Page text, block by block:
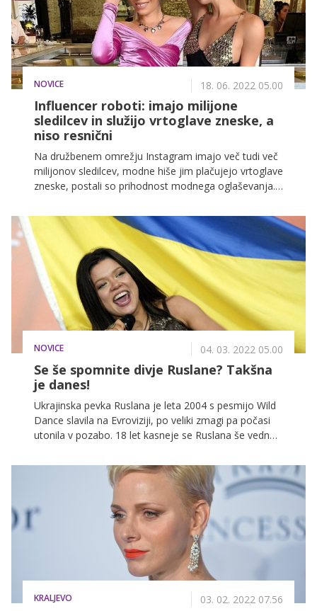
teniškim igralkam. Zato bo častna ambasadorka na
turnirju WTA 250 Zavarovalnica Sava Portorož z
nagradnim skladom 250 tisoč ameriških dolarjev.
NOVICE 18. 06. 2022 05.00
Influencer roboti: imajo milijone
sledilcev in služijo vrtoglave zneske, a
niso resnični
Na družbenem omrežju Instagram imajo več tudi več
milijonov sledilcev, modne hiše jim plačujejo vrtoglave
zneske, postali so prihodnost modnega oglaševanja.
NOVICE 04. 03. 2022 05.00
Se še spomnite divje Ruslane? Takšna
je danes!
Ukrajinska pevka Ruslana je leta 2004 s pesmijo Wild
Dance slavila na Evroviziji, po veliki zmagi pa počasi
utonila v pozabo. 18 let kasneje se Ruslana še vedno
in je trenutno tudi ena najbolj glasnih govornikov o
ruski invaziji na Ukrajino.
KRALJEVO 03. 02. 2022 07.56